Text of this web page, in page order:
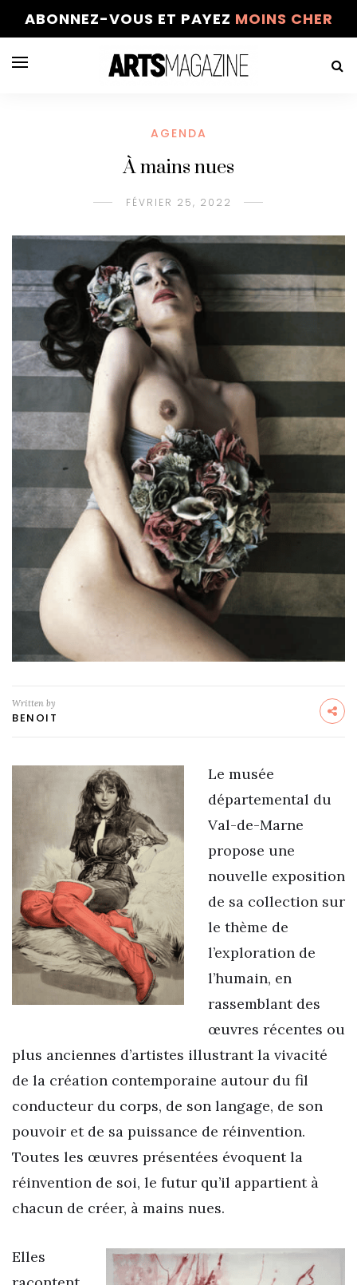
ABONNEZ-VOUS ET PAYEZ MOINS CHER
AGENDA
À mains nues
FÉVRIER 25, 2022
Written by
BENOIT
Le musée
départemental du
Val-de-Marne
propose une
nouvelle exposition
de sa collection sur
le thème de
l’exploration de
l’humain, en
rassemblant des
œuvres récentes ou
plus anciennes d’artistes illustrant la vivacité
de la création contemporaine autour du fil
conducteur du corps, de son langage, de son
pouvoir et de sa puissance de réinvention.
Toutes les œuvres présentées évoquent la
réinvention de soi, le futur qu’il appartient à
chacun de créer, à mains nues.
Elles